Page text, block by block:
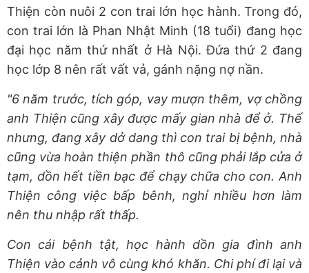
Thiện còn nuôi 2 con trai lớn học hành. Trong đó,
con trai lớn là Phan Nhật Minh (18 tuổi) đang học
đại học năm thứ nhất ở Hà Nội. Đứa thứ 2 đang
học lớp 8 nên rất vất vả, gánh nặng nợ nần.
"6 năm trước, tích góp, vay mượn thêm, vợ chồng
anh Thiện cũng xây được mấy gian nhà để ở. Thế
nhưng, đang xây dở dang thì con trai bị bệnh, nhà
cũng vừa hoàn thiện phần thô cũng phải lắp cửa ở
tạm, dồn hết tiền bạc để chạy chữa cho con. Anh
Thiện công việc bấp bênh, nghỉ nhiều hơn làm
nên thu nhập rất thấp.
Con cái bệnh tật, học hành dồn gia đình anh
Thiện vào cảnh vô cùng khó khăn. Chi phí đi lại và